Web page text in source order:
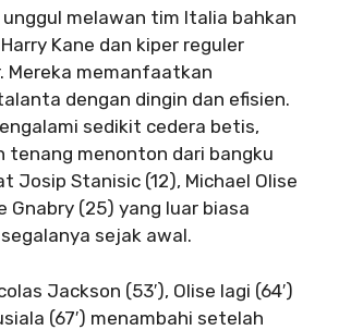
melawan tim Italia bahkan
Kane dan kiper reguler
Mereka memanfaatkan
dengan dingin dan efisien.
sedikit cedera betis,
tenang menonton dari bangku
Josip Stanisic (12), Michael Olise
Gnabry (25) yang luar biasa
sejak awal.
Jackson (53′), Olise lagi (64′)
(67′) menambahi setelah